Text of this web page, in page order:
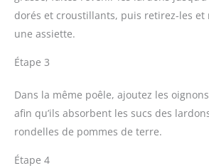
dorés et croustillants, puis retirez-les et
une assiette.
Étape 3
Dans la même poêle, ajoutez les
afin qu’ils absorbent les sucs des
rondelles de pommes de terre.
Étape 4